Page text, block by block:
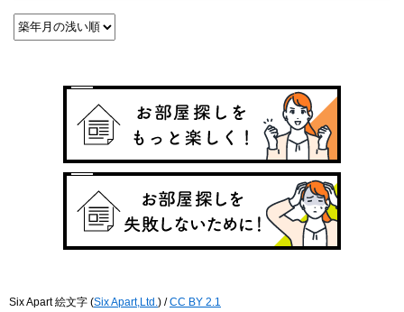
Six Apart 絵文字 (Six Apart,Ltd. ) /CC BY 2.1